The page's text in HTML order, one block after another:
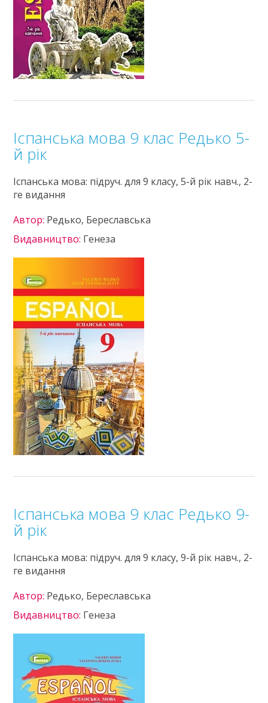
Іспанська мова 9 клас Редько 5-
й рік
Іспанська мова: підруч. для 9 класу, 5-й рік навч., 2-
ге видання
Автор: Редько, Береславська
Видавництво: Генеза
Іспанська мова 9 клас Редько 9-
й рік
Іспанська мова: підруч. для 9 класу, 9-й рік навч., 2-
ге видання
Автор: Редько, Береславська
Видавництво: Генеза